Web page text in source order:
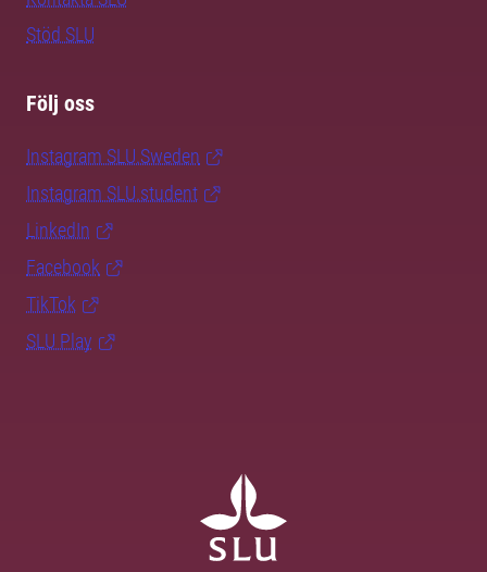
Stöd SLU
Följ oss
Instagram SLU.Sweden
Instagram SLU.student
LinkedIn
Facebook
TikTok
SLU Play